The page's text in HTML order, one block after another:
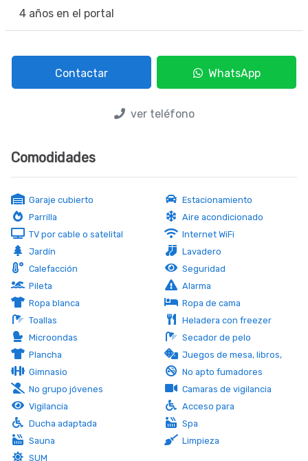
4 años en el portal
Contactar WhatsApp
ver teléfono
Comodidades
Garaje cubierto
Estacionamiento
Parrilla
Aire acondicionado
TV por cable o satelital
Internet WiFi
Jardín
Lavadero
Calefacción
Seguridad
Pileta
Alarma
Ropa blanca
Ropa de cama
Toallas
Heladera con freezer
Microondas
Secador de pelo
Plancha
Juegos de mesa, libros,
dvd
Gimnasio
No apto fumadores
No grupo jóvenes
Camaras de vigilancia
Vigilancia
Acceso para
discapacitados
Ducha adaptada
Spa
Sauna
Limpieza
SUM